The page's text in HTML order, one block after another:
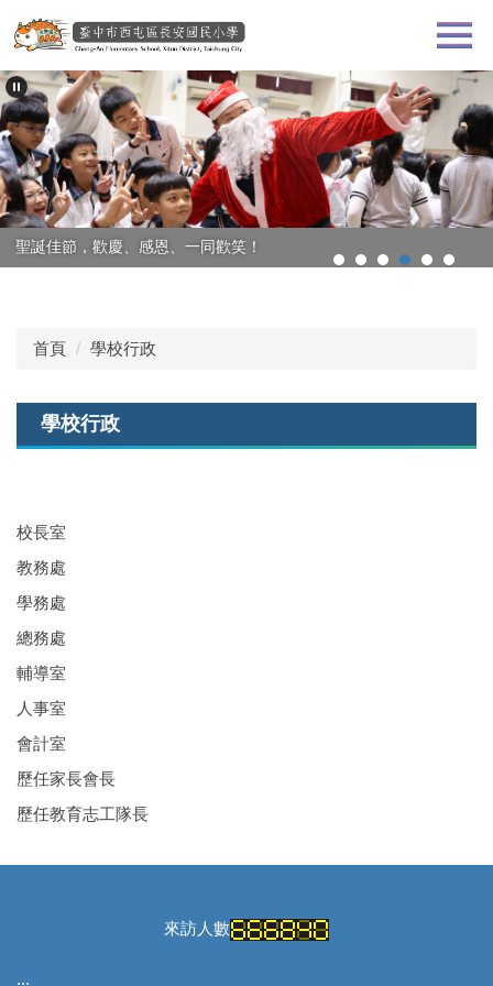
到
要
內
容
區
聖誕佳節，歡慶、感恩、一同歡笑！
首頁 學校行政
學校行政
校長室
教務處
學務處
總務處
輔導室
人事室
會計室
歷任家長會長
歷任教育志工隊長
來訪人數